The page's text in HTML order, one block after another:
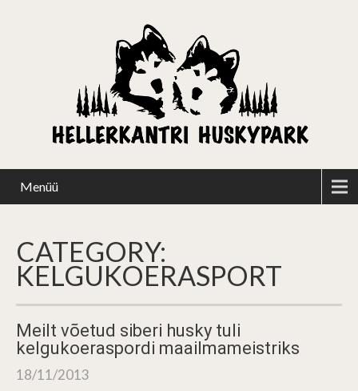
Menüü
CATEGORY:
KELGUKOERASPORT
Meilt võetud siberi husky tuli
kelgukoeraspordi maailmameistriks
18/11/2013